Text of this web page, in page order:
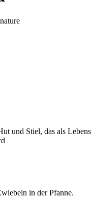
und Stiel, das als
in der Pfanne.